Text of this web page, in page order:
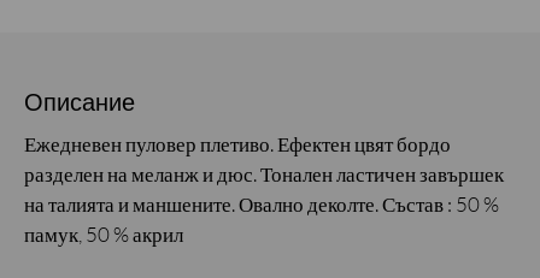
Описание
Ежедневен пуловер плетиво. Ефектен цвят бордо
разделен на меланж и дюс. Тонален ластичен завършек
на талията и маншените. Овално деколте. Състав : 50 %
памук, 50 % акрил